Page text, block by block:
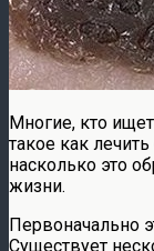
Многие, кто
такое как лечить
насколько это
жизни.
Первоначально
Существует